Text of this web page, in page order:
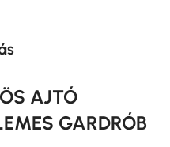
AJTÓ
GARDRÓB